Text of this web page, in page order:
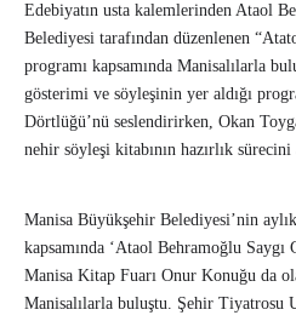
Edebiyatın usta kalemlerinden Ataol
Belediyesi tarafından düzenlenen
programı kapsamında Manisalılarla
gösterimi ve söyleşinin yer aldığı
Dörtlüğü’nü seslendirirken, Okan
nehir söyleşi kitabının hazırlık sürecini
Manisa Büyükşehir Belediyesi’nin
kapsamında ‘Ataol Behramoğlu Saygı
Manisa Kitap Fuarı Onur Konuğu da
Manisalılarla buluştu. Şehir Tiyatrosu